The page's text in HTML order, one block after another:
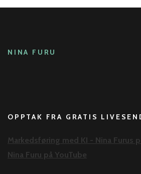
NINA FURU
OPPTAK FRA GRATIS
Markedsføring med KI - Nina Furus
Nina Furu på YouTube